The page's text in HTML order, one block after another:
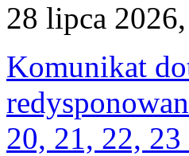
28 lipca
Komunikat
20, 21, 22,